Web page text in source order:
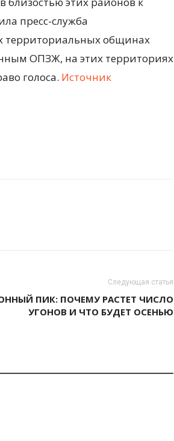
пресс-служба
территориальных общинах
ОПЗЖ, на этих территориях
голоса. Источник
Следующая статья
ПИК: ПОЧЕМУ РАСТЕТ ЧИСЛО
УГОНОВ И ЧТО БУДЕТ ОСЕНЬЮ